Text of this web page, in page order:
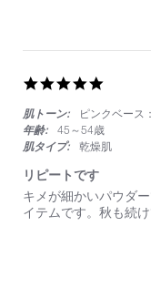
い
rating
肌トーン:
ピンクベース
年齢:
45～54歳
肌タイプ:
乾燥肌
リピートです
Review
by
review
stating
キメが細かいパウダ
イテムです。秋も続け